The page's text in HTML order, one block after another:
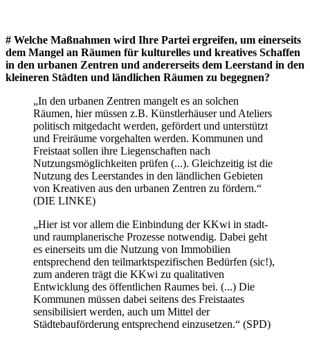
# Welche Maßnahmen wird Ihre Partei ergreifen, um einerseits
dem Mangel an Räumen für kulturelles und kreatives Schaffen
in den urbanen Zentren und andererseits dem Leerstand in den
kleineren Städten und ländlichen Räumen zu begegnen?
„In den urbanen Zentren mangelt es an solchen
Räumen, hier müssen z.B. Künstlerhäuser und Ateliers
politisch mitgedacht werden, gefördert und unterstützt
und Freiräume vorgehalten werden. Kommunen und
Freistaat sollen ihre Liegenschaften nach
Nutzungsmöglichkeiten prüfen (...). Gleichzeitig ist die
Nutzung des Leerstandes in den ländlichen Gebieten
von Kreativen aus den urbanen Zentren zu fördern.“
(DIE LINKE)
„Hier ist vor allem die Einbindung der KKwi in stadt-
und raumplanerische Prozesse notwendig. Dabei geht
es einerseits um die Nutzung von Immobilien
entsprechend den teilmarktspezifischen Bedürfen (sic!),
zum anderen trägt die KKwi zu qualitativen
Entwicklung des öffentlichen Raumes bei. (...) Die
Kommunen müssen dabei seitens des Freistaates
sensibilisiert werden, auch um Mittel der
Städtebauförderung entsprechend einzusetzen.“ (SPD)